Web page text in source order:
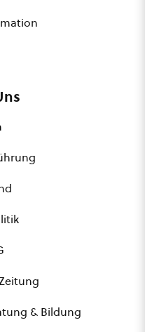
& Bildung